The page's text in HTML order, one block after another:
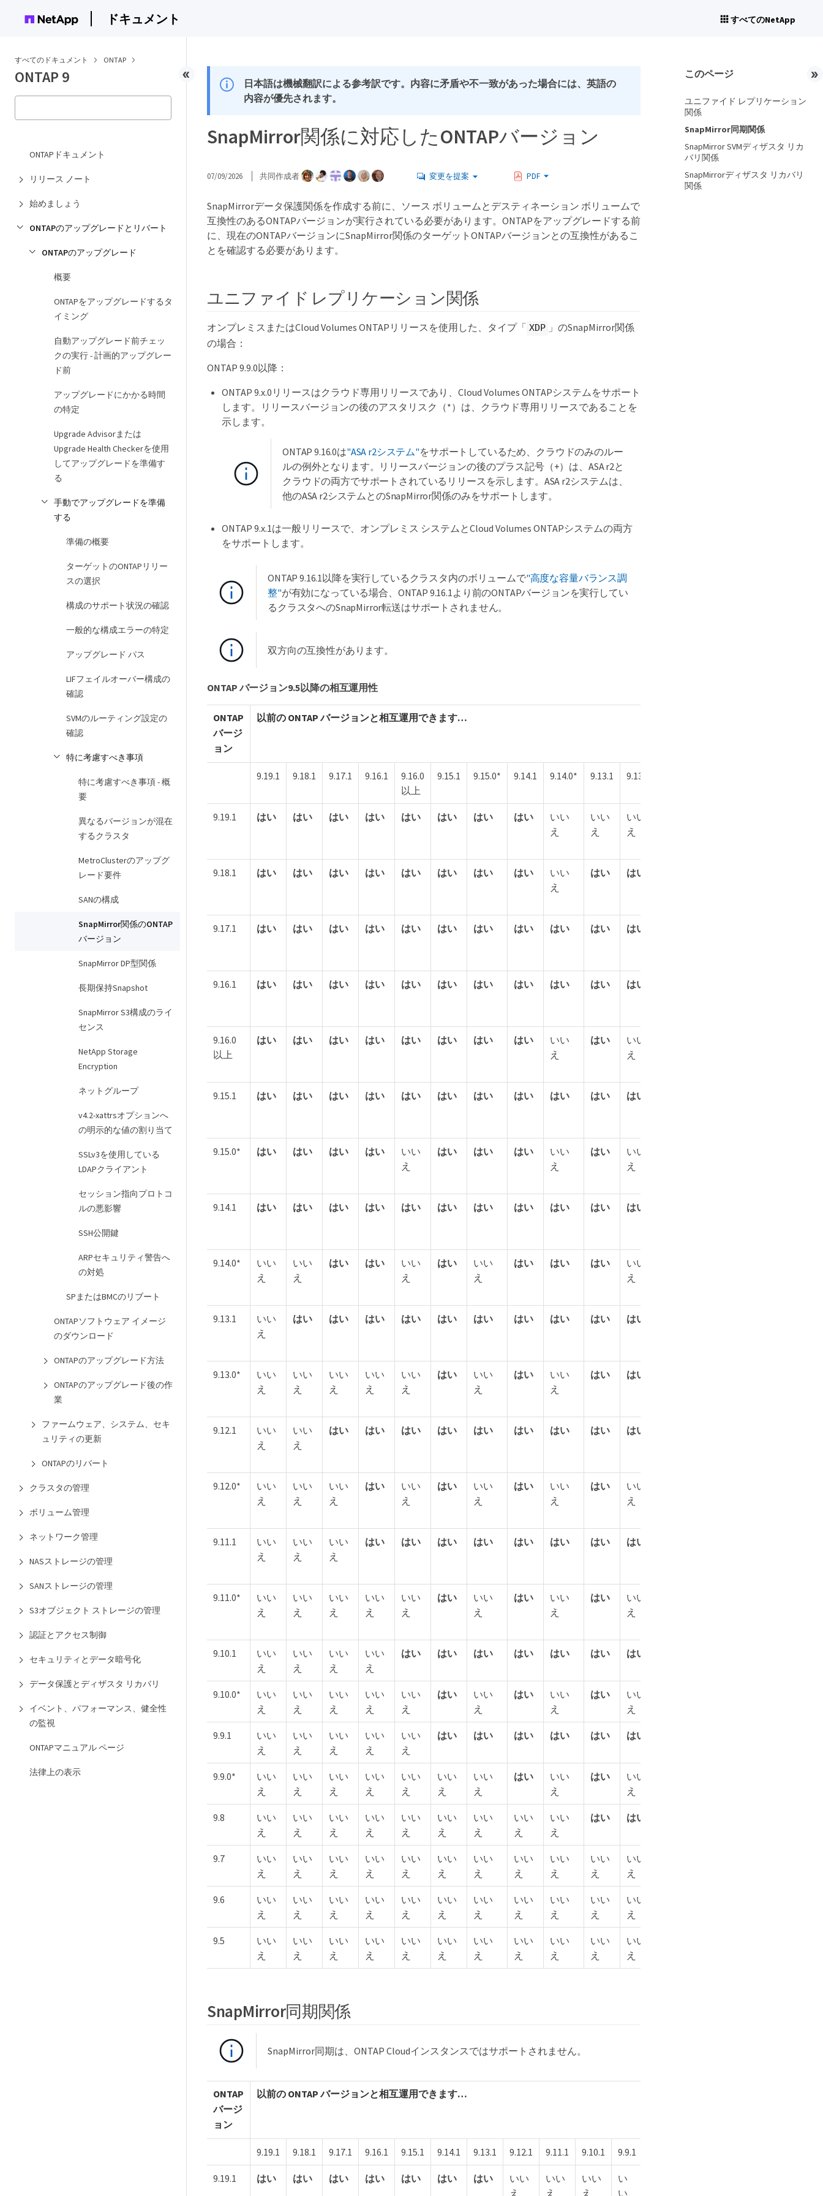
ドキュメント すべてのNetApp
すべてのドキュメント ONTAP
ONTAP 9
ONTAPドキュメント
リリース ノート
始めましょう
ONTAPのアップグレードとリバート
ONTAPのアップグレード
概要
ONTAPをアップグレードするタ
イミング
自動アップグレード前チェッ
クの実行 - 計画的アップグレー
ド前
アップグレードにかかる時間
の特定
Upgrade Advisorまたは
Upgrade Health Checkerを使用
してアップグレードを準備す
る
手動でアップグレードを準備
する
準備の概要
ターゲットのONTAPリリー
スの選択
構成のサポート状況の確認
一般的な構成エラーの特定
アップグレード パス
LIFフェイルオーバー構成の
確認
SVMのルーティング設定の
確認
特に考慮すべき事項
特に考慮すべき事項 - 概
要
異なるバージョンが混在
するクラスタ
MetroClusterのアップグ
レード要件
SANの構成
SnapMirror関係のONTAP
バージョン
SnapMirror DP型関係
長期保持Snapshot
SnapMirror S3構成のライ
センス
NetApp Storage
Encryption
ネットグループ
v4.2-xattrsオプションへ
の明示的な値の割り当て
SSLv3を使用している
LDAPクライアント
セッション指向プロトコ
ルの悪影響
SSH公開鍵
ARPセキュリティ警告へ
の対処
SPまたはBMCのリブート
ONTAPソフトウェア イメージ
のダウンロード
ONTAPのアップグレード方法
ONTAPのアップグレード後の作
業
ファームウェア、システム、セキ
ュリティの更新
ONTAPのリバート
クラスタの管理
ボリューム管理
ネットワーク管理
NASストレージの管理
SANストレージの管理
S3オブジェクト ストレージの管理
認証とアクセス制御
セキュリティとデータ暗号化
データ保護とディザスタ リカバリ
イベント、パフォーマンス、健全性
の監視
ONTAPマニュアル ページ
法律上の表示
日本語は機械翻訳による参考訳です。内容に矛盾や不一致があった場合には、英語の
内容が優先されます。
SnapMirror関係に対応したONTAPバージョン
07/09/2026 共同作成者 変更を提案 PDF
SnapMirrorデータ保護関係を作成する前に、ソース ボリュームとデスティネーション ボリュームで
互換性のあるONTAPバージョンが実行されている必要があります。ONTAPをアップグレードする前
に、現在のONTAPバージョンにSnapMirror関係のターゲットONTAPバージョンとの互換性があるこ
とを確認する必要があります。
ユニファイド レプリケーション関係
オンプレミスまたはCloud Volumes ONTAPリリースを使用した、タイプ「 XDP 」のSnapMirror関係
の場合：
ONTAP 9.9.0以降：
ONTAP 9.x.0リリースはクラウド専用リリースであり、Cloud Volumes ONTAPシステムをサポート
します。リリースバージョンの後のアスタリスク（*）は、クラウド専用リリースであることを
示します。
ONTAP 9.16.0は"ASA r2システム"をサポートしているため、クラウドのみのルー
ルの例外となります。リリースバージョンの後のプラス記号（+）は、ASA r2と
クラウドの両方でサポートされているリリースを示します。ASA r2システムは、
他のASA r2システムとのSnapMirror関係のみをサポートします。
ONTAP 9.x.1は一般リリースで、オンプレミス システムとCloud Volumes ONTAPシステムの両方
をサポートします。
ONTAP 9.16.1以降を実行しているクラスタ内のボリュームで"高度な容量バランス調
整"が有効になっている場合、ONTAP 9.16.1より前のONTAPバージョンを実行してい
るクラスタへのSnapMirror転送はサポートされません。
双方向の互換性があります。
ONTAP バージョン9.5以降の相互運用性
ONTAP
バージ
ョン
以前の ONTAP バージョンと相互運用できます…
9.19.1 9.18.1 9.17.1 9.16.1
9.16.0
以上
9.15.1 9.15.0* 9.14.1 9.14.0* 9.13.1 9.13.0*
9.19.1 はい はい はい はい はい はい はい はい
いい
え
いい
え
いい
え
9.18.1 はい はい はい はい はい はい はい はい
いい
え
はい はい
9.17.1 はい はい はい はい はい はい はい はい はい はい はい
9.16.1 はい はい はい はい はい はい はい はい はい はい はい
9.16.0
以上
はい はい はい はい はい はい はい はい
いい
え
はい
いい
え
9.15.1 はい はい はい はい はい はい はい はい はい はい はい
9.15.0* はい はい はい はい
いい
え
はい はい はい
いい
え
はい
いい
え
9.14.1 はい はい はい はい はい はい はい はい はい はい はい
9.14.0*
いい
え
いい
え
はい はい
いい
え
はい
いい
え
はい はい はい
いい
え
9.13.1
いい
え
はい はい はい はい はい はい はい はい はい はい
9.13.0*
いい
え
いい
え
いい
え
いい
え
いい
え
はい
いい
え
はい
いい
え
はい はい
9.12.1
いい
え
いい
え
はい はい はい はい はい はい はい はい はい
9.12.0*
いい
え
いい
え
いい
え
はい
いい
え
はい
いい
え
はい
いい
え
はい
いい
え
9.11.1
いい
え
いい
え
いい
え
はい はい はい はい はい はい はい はい
9.11.0*
いい
え
いい
え
いい
え
いい
え
いい
え
はい
いい
え
はい
いい
え
はい
いい
え
9.10.1
いい
え
いい
え
いい
え
いい
え
はい はい はい はい はい はい はい
9.10.0*
いい
え
いい
え
いい
え
いい
え
いい
え
はい
いい
え
はい
いい
え
はい
いい
え
9.9.1
いい
え
いい
え
いい
え
いい
え
いい
え
はい はい はい はい はい はい
9.9.0*
いい
え
いい
え
いい
え
いい
え
いい
え
いい
え
いい
え
はい
いい
え
はい
いい
え
9.8
いい
え
いい
え
いい
え
いい
え
いい
え
いい
え
いい
え
いい
え
いい
え
はい はい
9.7
いい
え
いい
え
いい
え
いい
え
いい
え
いい
え
いい
え
いい
え
いい
え
いい
え
いい
え
9.6
いい
え
いい
え
いい
え
いい
え
いい
え
いい
え
いい
え
いい
え
いい
え
いい
え
いい
え
9.5
いい
え
いい
え
いい
え
いい
え
いい
え
いい
え
いい
え
いい
え
いい
え
いい
え
いい
え
SnapMirror同期関係
SnapMirror同期は、ONTAP Cloudインスタンスではサポートされません。
ONTAP
バージ
ョン
以前の ONTAP バージョンと相互運用できます…
9.19.1 9.18.1 9.17.1 9.16.1 9.15.1 9.14.1 9.13.1 9.12.1 9.11.1 9.10.1 9.9.1
9.19.1 はい はい はい はい はい はい はい
いい
え
いい
え
いい
え
い
い
このページ
ユニファイド レプリケーション
関係
SnapMirror同期関係
SnapMirror SVMディザスタ リカ
バリ関係
SnapMirrorディザスタ リカバリ
関係